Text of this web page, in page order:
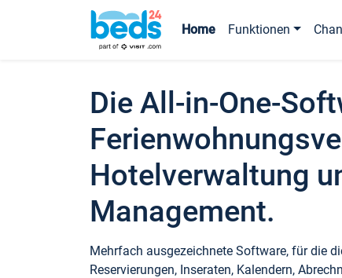
Home Funktionen
Die All-in-One-
Hotelverwaltung
Management.
Mehrfach ausgezeichnete Software, für die
Reservierungen, Inseraten, Kalendern,